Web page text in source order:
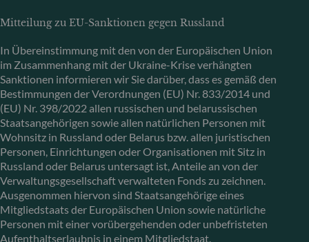
Mitteilung zu EU-Sanktionen gegen Russland
In Übereinstimmung mit den von der Europäischen Union
im Zusammenhang mit der Ukraine-Krise verhängten
Sanktionen informieren wir Sie darüber, dass es gemäß den
Bestimmungen der Verordnungen (EU) Nr. 833/2014 und
(EU) Nr. 398/2022 allen russischen und belarussischen
Staatsangehörigen sowie allen natürlichen Personen mit
Wohnsitz in Russland oder Belarus bzw. allen juristischen
Personen, Einrichtungen oder Organisationen mit Sitz in
Russland oder Belarus untersagt ist, Anteile an von der
Verwaltungsgesellschaft verwalteten Fonds zu zeichnen.
Ausgenommen hiervon sind Staatsangehörige eines
Mitgliedstaats der Europäischen Union sowie natürliche
Personen mit einer vorübergehenden oder unbefristeten
Aufenthaltserlaubnis in einem Mitgliedstaat.